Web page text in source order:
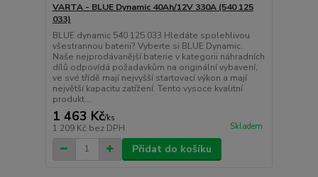
VARTA - BLUE Dynamic 40Ah/12V 330A (540 125
033)
BLUE dynamic 540 125 033 Hledáte spolehlivou
všestrannou baterii? Vyberte si BLUE Dynamic.
Naše nejprodávanější baterie v kategorii náhradních
dílů odpovídá požadavkům na originální vybavení,
ve své třídě mají nejvyšší startovací výkon a mají
největší kapacitu zatížení. Tento vysoce kvalitní
produkt...
1 463 Kč/ks
1 209 Kč bez DPH Skladem
Přidat do košíku